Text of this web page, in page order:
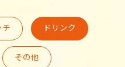
チ ドリンク
その他